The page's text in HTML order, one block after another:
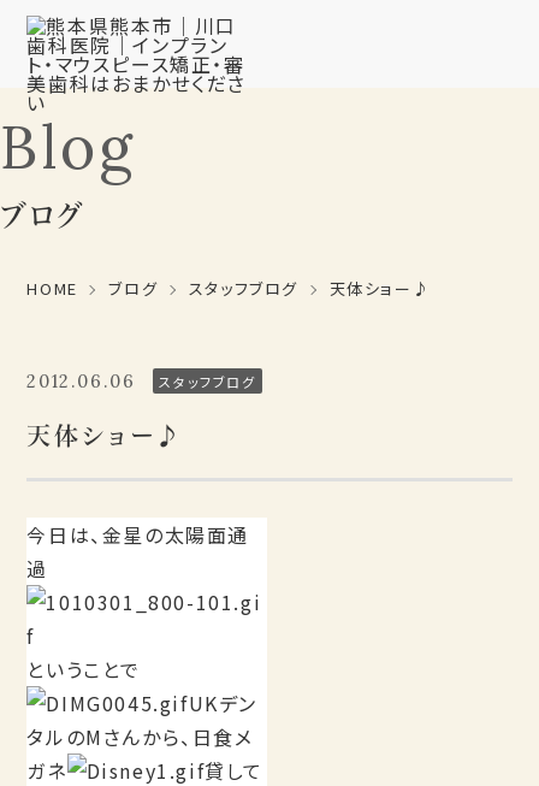
Blog
ブログ
HOME ブログ スタッフブログ 天体ショー♪
2012.06.06 スタッフブログ
天体ショー♪
今日は、金星の太陽面通
過
ということで
UKデン
タルのMさんから、日食メ
ガネ
貸して